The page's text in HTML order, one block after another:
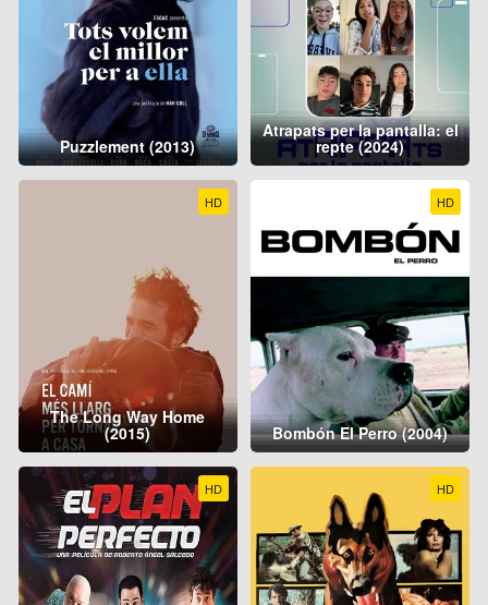
Puzzlement (2013)
Atrapats per la pantalla: el
repte (2024)
HD
The Long Way Home
(2015)
HD
Bombón El Perro (2004)
HD HD